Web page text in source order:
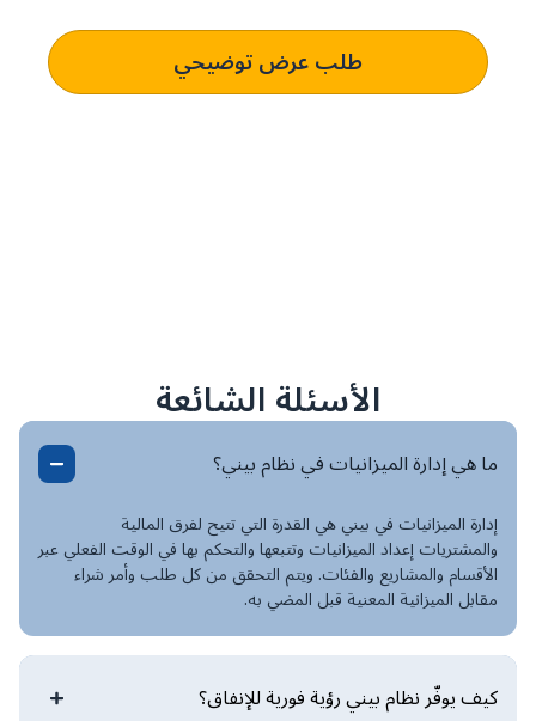
طلب عرض توضيحي
الأسئلة الشائعة
ما هي إدارة الميزانيات في نظام بيني؟
إدارة الميزانيات في بيني هي القدرة التي تتيح لفرق المالية
والمشتريات إعداد الميزانيات وتتبعها والتحكم بها في الوقت الفعلي عبر
الأقسام والمشاريع والفئات. ويتم التحقق من كل طلب وأمر شراء
مقابل الميزانية المعنية قبل المضي به.
كيف يوفّر نظام بيني رؤية فورية للإنفاق؟